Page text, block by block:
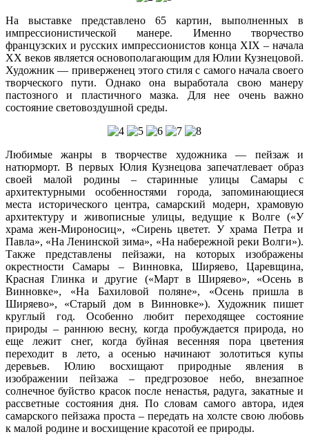
На выставке представлено 65 картин, выполненных в
импрессионистической манере. Именно творчество
французских и русских импрессионистов конца XIX – начала
ХХ веков является основополагающим для Юлии Кузнецовой.
Художник — приверженец этого стиля с самого начала своего
творческого пути. Однако она выработала свою манеру
пастозного и пластичного мазка. Для нее очень важно
состояние световоздушной среды.
Любимые жанры в творчестве художника — пейзаж и
натюрморт. В первых Юлия Кузнецова запечатлевает образ
своей малой родины – старинные улицы Самары с
архитектурными особенностями города, запоминающиеся
места исторического центра, самарский модерн, храмовую
архитектуру и живописные улицы, ведущие к Волге («У
храма жен-Мироносиц», «Сирень цветет. У храма Петра и
Павла», «На Ленинской зима», «На набережной реки Волги»).
Также представлены пейзажи, на которых изображены
окрестности Самары – Винновка, Ширяево, Царевщина,
Красная Глинка и другие («Март в Ширяево», «Осень в
Винновке», «На Бахиловой поляне», «Осень пришла в
Ширяево», «Старый дом в Винновке»). Художник пишет
круглый год. Особенно любит переходящее состояние
природы – раннюю весну, когда пробуждается природа, но
еще лежит снег, когда буйная весенняя пора цветения
переходит в лето, а осенью начинают золотиться купы
деревьев. Юлию восхищают природные явления в
изображении пейзажа – предгрозовое небо, внезапное
солнечное буйство красок после ненастья, радуга, закатные и
рассветные состояния дня. По словам самого автора, идея
самарского пейзажа проста – передать на холсте свою любовь
к малой родине и восхищение красотой ее природы.